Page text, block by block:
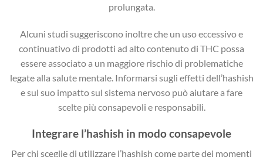
prolungata.
Alcuni studi suggeriscono inoltre che un uso eccessivo e
continuativo di prodotti ad alto contenuto di THC possa
essere associato a un maggiore rischio di problematiche
legate alla salute mentale. Informarsi sugli effetti dell’hashish
e sul suo impatto sul sistema nervoso può aiutare a fare
scelte più consapevoli e responsabili.
Integrare l’hashish in modo consapevole
Per chi sceglie di utilizzare l’hashish come parte dei momenti